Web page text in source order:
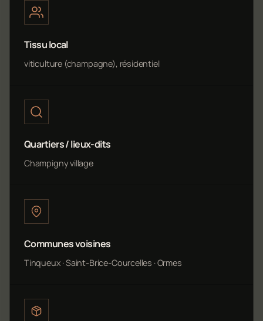
Tissu local
viticulture (champagne), résidentiel
Quartiers / lieux-dits
Champigny village
Communes voisines
Tinqueux · Saint-Brice-Courcelles · Ormes